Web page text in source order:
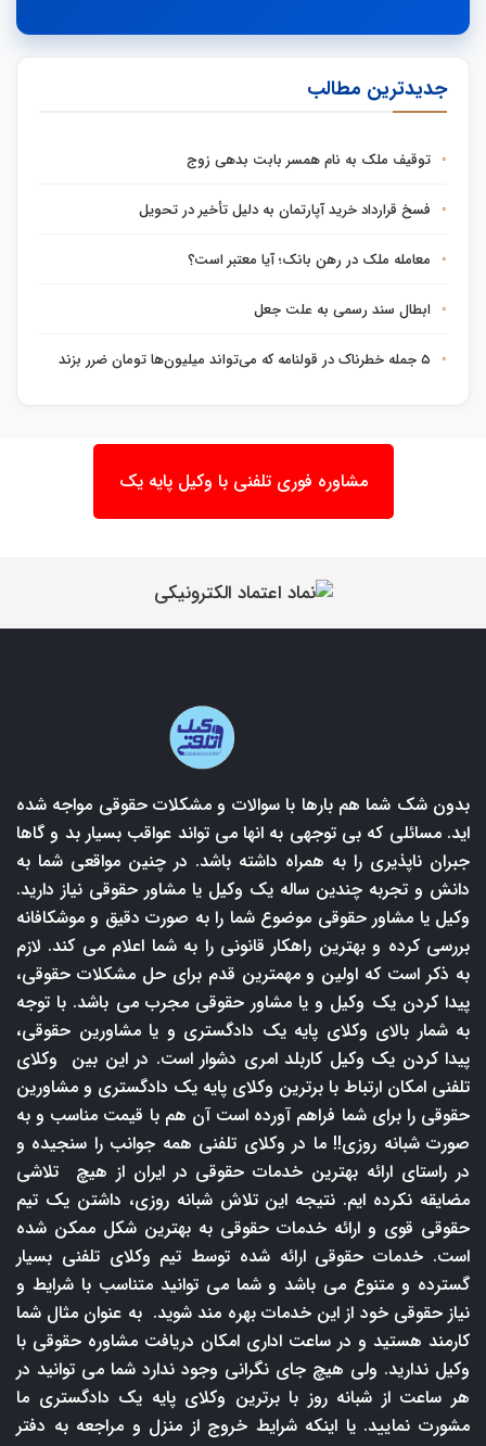
جدیدترین مطالب
توقیف ملک به نام همسر بابت بدهی زوج
فسخ قرارداد خرید آپارتمان به دلیل تأخیر در تحویل
معامله ملک در رهن بانک؛ آیا معتبر است؟
ابطال سند رسمی به علت جعل
مشاوره فوری تلفنی با وکیل پایه یک
بدون شک شما هم بارها با سوالات و مشکلات حقوقی مواجه شده
اید. مسائلی که بی توجهی به انها می تواند عواقب بسیار بد و گاها
جبران ناپذیری را به همراه داشته باشد. در چنین مواقعی شما به
دانش و تجربه چندین ساله یک وکیل یا مشاور حقوقی نیاز دارید.
وکیل یا مشاور حقوقی موضوع شما را به صورت دقیق و موشکافانه
بررسی کرده و بهترین راهکار قانونی را به شما اعلام می کند. لازم
به ذکر است که اولین و مهمترین قدم برای حل مشکلات حقوقی،
پیدا کردن یک وکیل و یا مشاور حقوقی مجرب می باشد. با توجه
به شمار بالای وکلای پایه یک دادگستری و یا مشاورین حقوقی،
پیدا کردن یک وکیل کاربلد امری دشوار است. در این بین وکلای
تلفنی امکان ارتباط با برترین وکلای پایه یک دادگستری و مشاورین
حقوقی را برای شما فراهم آورده است آن هم با قیمت مناسب و به
صورت شبانه روزی!! ما در وکلای تلفنی همه جوانب را سنجیده و
در راستای ارائه بهترین خدمات حقوقی در ایران از هیچ تلاشی
مضایقه نکرده ایم. نتیجه این تلاش شبانه روزی، داشتن یک تیم
حقوقی قوی و ارائه خدمات حقوقی به بهترین شکل ممکن شده
است. خدمات حقوقی ارائه شده توسط تیم وکلای تلفنی بسیار
گسترده و متنوع می باشد و شما می توانید متناسب با شرایط و
نیاز حقوقی خود از این خدمات بهره مند شوید. به عنوان مثال شما
کارمند هستید و در ساعت اداری امکان دریافت مشاوره حقوقی با
وکیل ندارید. ولی هیچ جای نگرانی وجود ندارد شما می توانید در
هر ساعت از شبانه روز با برترین وکلای پایه یک دادگستری ما
مشورت نمایید. یا اینکه شرایط خروج از منزل و مراجعه به دفتر